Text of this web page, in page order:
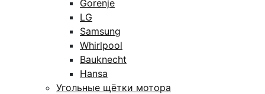
Gorenje
LG
Samsung
Whirlpool
Bauknecht
Hansa
Угольные щётки мотора